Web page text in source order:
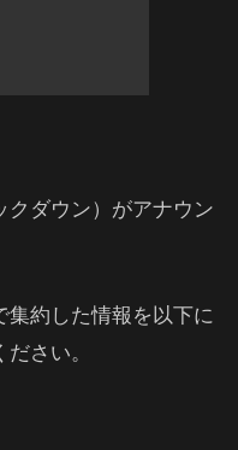
クダウン）がアナウン
集約した情報を以下に
さい。